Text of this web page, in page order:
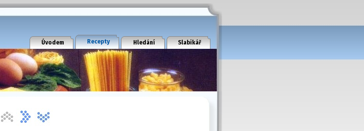
Úvodem Recepty Hledání Slabikář